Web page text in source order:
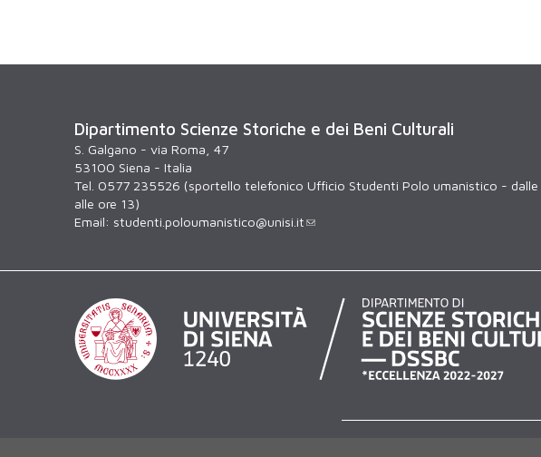
Dipartimento Scienze Storiche e dei Beni Culturali
S. Galgano - via Roma, 47
53100 Siena - Italia
Tel. 0577 235526 (sportello telefonico Ufficio Studenti Polo umanistico - dalle
alle ore 13)
Email: studenti.poloumanistico@unisi.it